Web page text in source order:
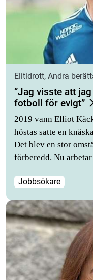
Elitidrott, Andra
”Jag visste att
fotboll för evigt”
2019 vann Elliot
höstas satte en
Det blev en stor
förberedd. Nu
Jobbsökare